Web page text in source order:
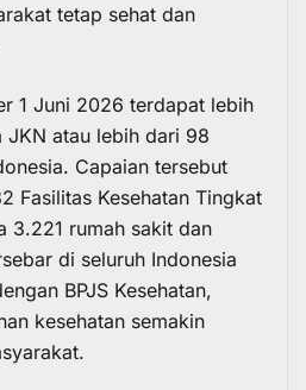
tetap sehat dan
1 Juni 2026 terdapat lebih
atau lebih dari 98
Capaian tersebut
Fasilitas Kesehatan Tingkat
3.221 rumah sakit dan
di seluruh Indonesia
BPJS Kesehatan,
kesehatan semakin